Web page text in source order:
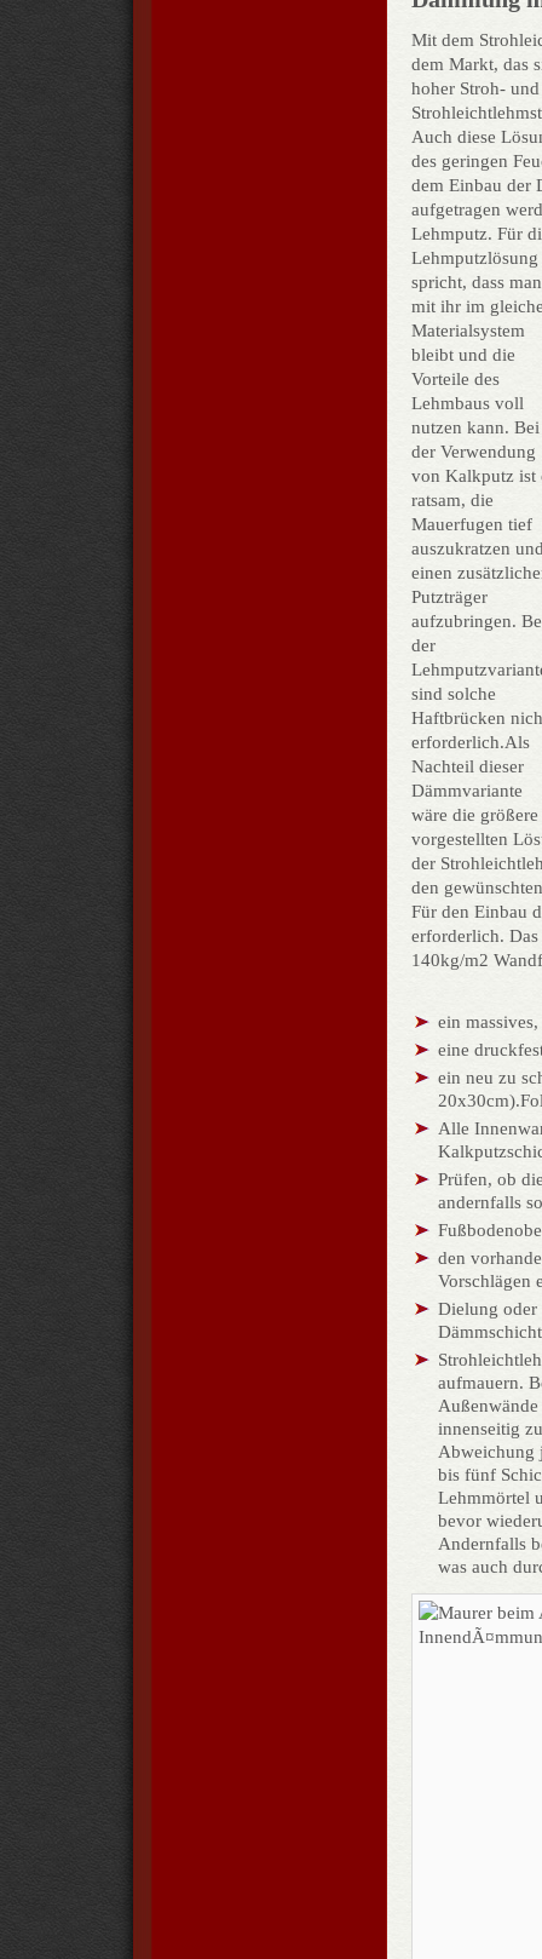
Mit dem
dem Markt, das
hoher Stroh-
Auch diese
des geringen
dem Einbau der
aufgetragen
Lehmputz. Für
Lehmputzlösung
spricht, dass man
mit ihr im
Materialsystem
bleibt und die
Vorteile des
Lehmbaus voll
nutzen kann. Bei
der Verwendung
von Kalkputz ist
ratsam, die
Mauerfugen tief
auszukratzen
einen
Putzträger
aufzubringen.
der
sind solche
Haftbrücken
erforderlich.Als
Nachteil dieser
Dämmvariante
wäre die
vorgestellten
der
den
Für den Einbau
erforderlich.
140kg/m2
ein
eine
ein neu zu
Alle
Prüfen, ob
andernfalls
den
Vorschlägen
Dielung oder
aufmau­ern.
innenseitig
Abweichung
bis fünf
Lehmmörtel
bevor
Andernfalls
was auch